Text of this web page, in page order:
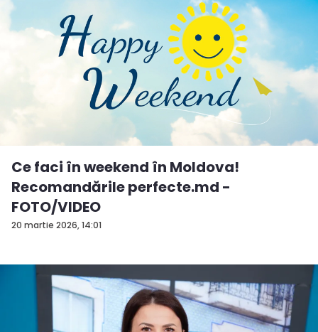
20 martie 2026, 14:01
Ce faci în weekend în Moldova!
Recomandările perfecte.md -
FOTO/VIDEO